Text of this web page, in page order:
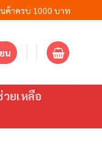
ค้าครบ 1000 บาท
น
วยเหลือ